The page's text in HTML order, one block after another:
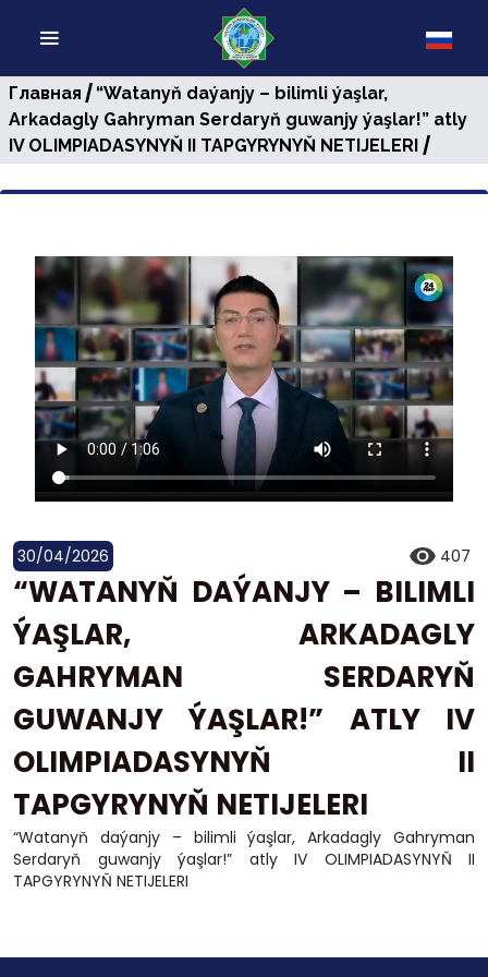
Главная / “Watanyň daýanjy – bilimli ýaşlar,
Arkadagly Gahryman Serdaryň guwanjy ýaşlar!” atly
IV OLIMPIADASYNYŇ II TAPGYRYNYŇ NETIJELERI /
30/04/2026 407
“WATANYŇ DAÝANJY – BILIMLI
ÝAŞLAR, ARKADAGLY
GAHRYMAN SERDARYŇ
GUWANJY ÝAŞLAR!” ATLY IV
OLIMPIADASYNYŇ II
TAPGYRYNYŇ NETIJELERI
“Watanyň daýanjy – bilimli ýaşlar, Arkadagly Gahryman
Serdaryň guwanjy ýaşlar!” atly IV OLIMPIADASYNYŇ II
TAPGYRYNYŇ NETIJELERI